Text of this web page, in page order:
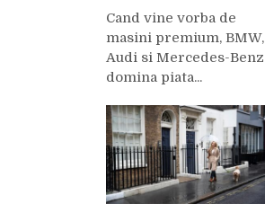
Cand vine vorba de
masini premium, BMW,
Audi si Mercedes-Benz
domina piata...